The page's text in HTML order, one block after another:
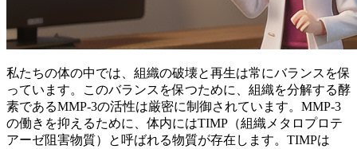
私たちの体の中では、組織の破壊と再生は常にバランスを保
っています。このバランスを保つために、組織を分解する酵
素であるMMP-3の活性は厳密に制御されています。 MMP-3
の働きを抑えるために、体内にはTIMP（組織メタロプロテ
アーゼ阻害物質）と呼ばれる物質が存在します。 TIMPは